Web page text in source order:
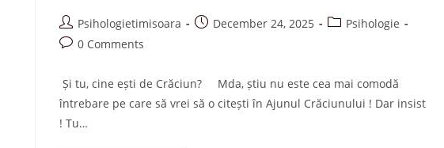
Post
author:
Psihologietimisoara
PostDecember 24, 2025
PostPsihologie
Post0 Comments
Și tu, cine ești de Crăciun? Mda, știu nu este cea mai comodă
întrebare pe care să vrei să o citești în Ajunul Crăciunului ! Dar insist
! Tu…